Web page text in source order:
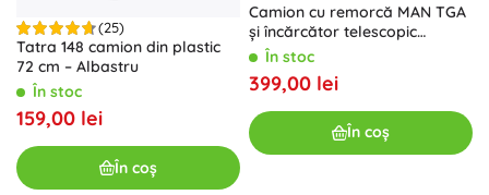
(25)
Tatra 148 camion din plastic
72 cm – Albastru
În stoc
159,00 lei
În coș
Camion cu remorcă MAN TGA
și încărcător telescopic
Manitou 1:16
În stoc
399,00 lei
În coș